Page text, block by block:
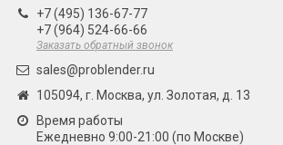
+7 (495) 136-67-77
+7 (964) 524-66-66
Заказать обратный звонок
sales@problender.ru
105094, г. Москва, ул. Золотая, д. 13
Время работы
Ежедневно 9:00-21:00 (по Москве)